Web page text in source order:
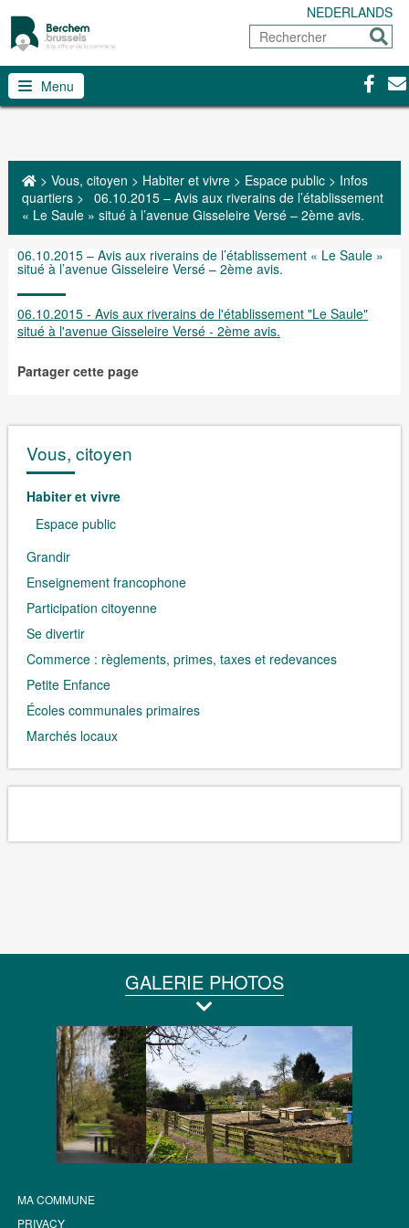
NEDERLANDS
Rechercher
Menu
> Vous, citoyen > Habiter et vivre> Espace public> Infos
quartiers> 06.10.2015 – Avis aux riverains de l’établissement
« Le Saule » situé à l’avenue Gisseleire Versé – 2ème avis.
06.10.2015 – Avis aux riverains de l’établissement « Le Saule »
situé à l’avenue Gisseleire Versé – 2ème avis.
06.10.2015 - Avis aux riverains de l'établissement "Le Saule"
situé à l'avenue Gisseleire Versé - 2ème avis.
Partager cette page
Vous, citoyen
Habiter et vivre
Espace public
Grandir
Enseignement francophone
Participation citoyenne
Se divertir
Commerce : règlements, primes, taxes et redevances
Petite Enfance
Écoles communales primaires
Marchés locaux
GALERIE PHOTOS
MA COMMUNE
PRIVACY